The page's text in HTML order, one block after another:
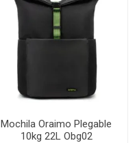
Mochila Oraimo Plegable
10kg 22L Obg02